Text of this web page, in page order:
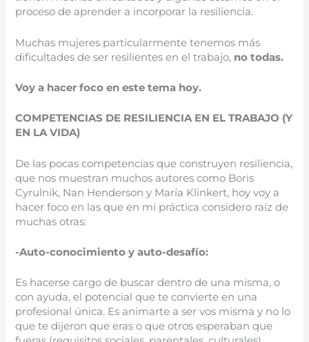
proceso de aprender a incorporar la resiliencia.
Muchas mujeres particularmente tenemos más
dificultades de ser resilientes en el trabajo, no todas.
Voy a hacer foco en este tema hoy.
COMPETENCIAS DE RESILIENCIA EN EL TRABAJO (Y
EN LA VIDA)
De las pocas competencias que construyen resiliencia,
que nos muestran muchos autores como Boris
Cyrulnik, Nan Henderson y María Klinkert, hoy voy a
hacer foco en las que en mi práctica considero raíz de
muchas otras:
-Auto-conocimiento y auto-desafío:
Es hacerse cargo de buscar dentro de una misma, o
con ayuda, el potencial que te convierte en una
profesional única. Es animarte a ser vos misma y no lo
que te dijeron que eras o que otros esperaban que